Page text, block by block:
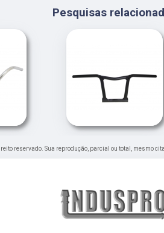
Pesquisas
reservado. Sua reprodução, parcial ou total, mesmo